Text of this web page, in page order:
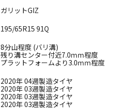
ガリットGIZ
195/65R15 91Q
8分山程度 (バリ溝)
残り溝センター付近7.0ｍｍ程度
プラットフォームより3.0ｍｍ程度
2020年 04週製造タイヤ
2020年 03週製造タイヤ
2020年 03週製造タイヤ
2020年 03週製造タイヤ